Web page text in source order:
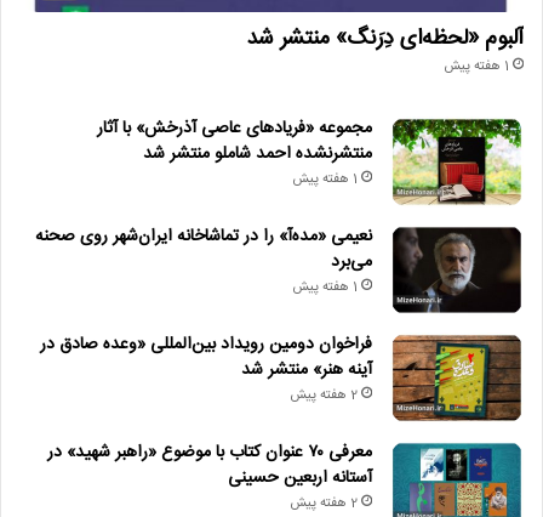
آلبوم «لحظه‌ای دِرَنگ» منتشر شد
1 هفته پیش
مجموعه «فریادهای عاصی آذرخش» با آثار
منتشرنشده احمد شاملو منتشر شد
1 هفته پیش
نعیمی «مده‌آ» را در تماشاخانه ایران‌شهر روی صحنه
می‌برد
1 هفته پیش
فراخوان دومین رویداد بین‌المللی «وعده صادق در
آینه هنر» منتشر شد
2 هفته پیش
معرفی ۷۰ عنوان کتاب با موضوع «راهبر شهید» در
آستانه اربعین حسینی
2 هفته پیش